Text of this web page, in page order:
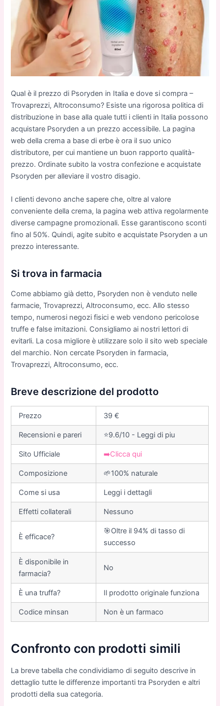
Qual è il prezzo di Psoryden in Italia e dove si compra –
Trovaprezzi, Altroconsumo? Esiste una rigorosa politica di
distribuzione in base alla quale tutti i clienti in Italia possono
acquistare Psoryden a un prezzo accessibile. La pagina
web della crema a base di erbe è ora il suo unico
distributore, per cui mantiene un buon rapporto qualità-
prezzo. Ordinate subito la vostra confezione e acquistate
Psoryden per alleviare il vostro disagio.
I clienti devono anche sapere che, oltre al valore
conveniente della crema, la pagina web attiva regolarmente
diverse campagne promozionali. Esse garantiscono sconti
fino al 50%. Quindi, agite subito e acquistate Psoryden a un
prezzo interessante.
Si trova in farmacia
Come abbiamo già detto, Psoryden non è venduto nelle
farmacie, Trovaprezzi, Altroconsumo, ecc. Allo stesso
tempo, numerosi negozi fisici e web vendono pericolose
truffe e false imitazioni. Consigliamo ai nostri lettori di
evitarli. La cosa migliore è utilizzare solo il sito web speciale
del marchio. Non cercate Psoryden in farmacia,
Trovaprezzi, Altroconsumo, ecc.
Breve descrizione del prodotto
Prezzo 39 €
Recensioni e pareri ⭐9.6/10 - Leggi di piu
Sito Ufficiale ➡️Clicca qui
Composizione 🌱100% naturale
Come si usa Leggi i dettagli
Еffetti collaterali Nessuno
È efficace?
🎯Oltre il 94% di tasso di
successo
È disponibile in
farmacia?
No
È una truffa? Il prodotto originale funziona
Codice minsan Non è un farmaco
Confronto con prodotti simili
La breve tabella che condividiamo di seguito descrive in
dettaglio tutte le differenze importanti tra Psoryden e altri
prodotti della sua categoria.